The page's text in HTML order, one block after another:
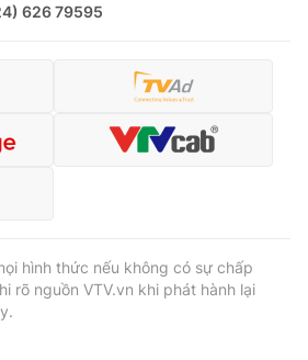
626 79595
hình thức nếu không có sự chấp
rõ nguồn VTV.vn khi phát hành lại